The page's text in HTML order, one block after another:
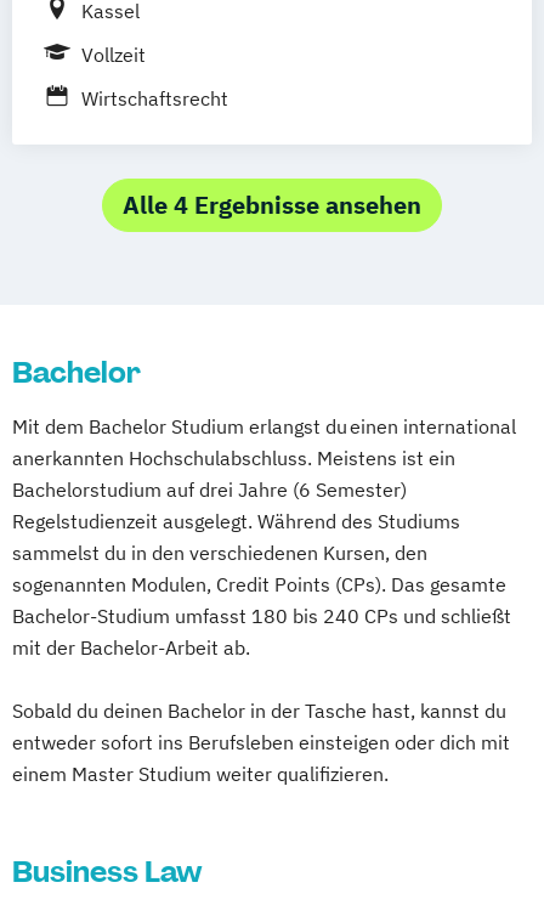
Mergers & Acquisitions
Personal und Organisation
Process Management Consulting
Kassel
Vollzeit
Wirtschaftsrecht
Alle 4 Ergebnisse ansehen
Bachelor
Mit dem Bachelor Studium erlangst du einen international
anerkannten Hochschulabschluss. Meistens ist ein
Bachelorstudium auf drei Jahre (6 Semester)
Regelstudienzeit ausgelegt. Während des Studiums
sammelst du in den verschiedenen Kursen, den
sogenannten Modulen, Credit Points (CPs). Das gesamte
Bachelor-Studium umfasst 180 bis 240 CPs und schließt
mit der Bachelor-Arbeit ab.
Sobald du deinen Bachelor in der Tasche hast, kannst du
entweder sofort ins Berufsleben einsteigen oder dich mit
einem Master Studium weiter qualifizieren.
Business Law